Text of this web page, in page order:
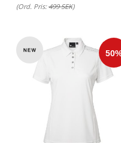
(Ord. Pris:499 SEK)